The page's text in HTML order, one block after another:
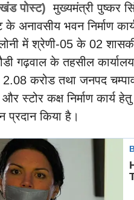
पोस्ट) मुख्यमंत्री पुष्कर
के अनावसीय भवन निर्माण
में श्रेणी-05 के 02
गढ़वाल के तहसील कार्यालय
2.08 करोड तथा जनपद
और स्टोर कक्ष निर्माण कार्य
प्रदान किया है।